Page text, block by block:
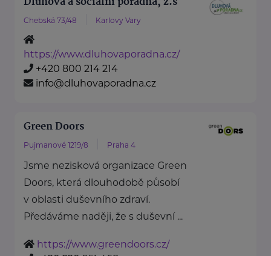
Chebská 73/48 Karlovy Vary
https://www.dluhovaporadna.cz/
+420 800 214 214
info@dluhovaporadna.cz
Green Doors
Pujmanové 1219/8 Praha 4
Jsme nezisková organizace Green
Doors, která dlouhodobě působí
v oblasti duševního zdraví.
Předáváme naději, že s duševní ...
https://www.greendoors.cz/